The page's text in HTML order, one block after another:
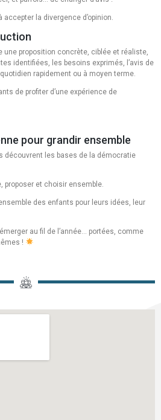
la divergence d’opinion.
une proposition concrète, ciblée et réaliste,
identifiées, les besoins exprimés, l’avis de
rapidement ou à moyen terme.
de profiter d’une expérience de
pour grandir ensemble
découvrent les bases de la démocratie
proposer et choisir ensemble.
des enfants pour leurs idées, leur
au fil de l’année… portées, comme
!